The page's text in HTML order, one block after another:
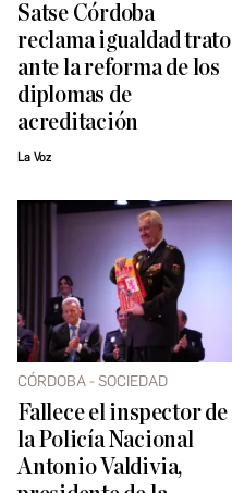
Satse Córdoba
reclama igualdad trato
ante la reforma de los
diplomas de
acreditación
La Voz
CÓRDOBA - SOCIEDAD
Fallece el inspector de
la Policía Nacional
Antonio Valdivia,